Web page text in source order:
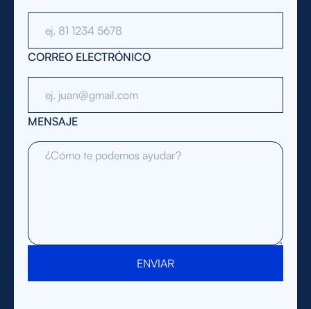
CORREO ELECTRÓNICO
MENSAJE